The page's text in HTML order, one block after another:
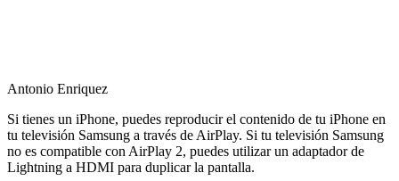
Antonio Enriquez
Si tienes un iPhone, puedes reproducir el contenido de tu iPhone en
tu televisión Samsung a través de AirPlay. Si tu televisión Samsung
no es compatible con AirPlay 2, puedes utilizar un adaptador de
Lightning a HDMI para duplicar la pantalla.